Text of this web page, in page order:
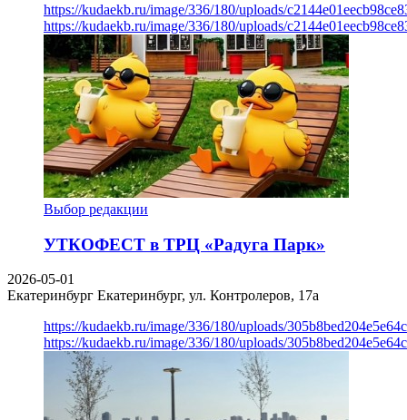
https://kudaekb.ru/image/336/180/uploads/
https://kudaekb.ru/image/336/180/uploads/
Выбор редакции
УТКОФЕСТ в ТРЦ «Радуга Парк»
2026-05-01
Екатеринбург Екатеринбург, ул. Контролеров, 17а
https://kudaekb.ru/image/336/180/uploads/
https://kudaekb.ru/image/336/180/uploads/